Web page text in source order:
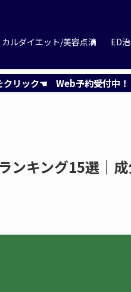
カルダイエット/美容点滴 ED
リック☚ Web予約受付中！
ンキング15選｜